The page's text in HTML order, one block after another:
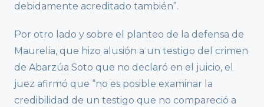
debidamente acreditado también”.
Por otro lado y sobre el planteo de la defensa de
Maurelia, que hizo alusión a un testigo del crimen
de Abarzúa Soto que no declaró en el juicio, el
juez afirmó que “no es posible examinar la
credibilidad de un testigo que no compareció a